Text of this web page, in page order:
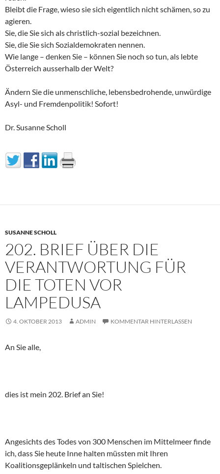
Bleibt die Frage, wieso sie sich eigentlich nicht schämen, so zu
agieren.
Sie, die Sie sich als christlich-sozial bezeichnen.
Sie, die Sie sich Sozialdemokraten nennen.
Wie lange – denken Sie – können Sie noch so tun, als lebte
Österreich ausserhalb der Welt?
Ändern Sie die unmenschliche, lebensbedrohende, unwürdige
Asyl- und Fremdenpolitik! Sofort!
Dr. Susanne Scholl
SUSANNE SCHOLL
202. BRIEF ÜBER DIE
VERANTWORTUNG FÜR
DIE TOTEN VOR
LAMPEDUSA
4. OKTOBER 2013 ADMIN KOMMENTAR HINTERLASSEN
An Sie alle,
dies ist mein 202. Brief an Sie!
Angesichts des Todes von 300 Menschen im Mittelmeer finde
ich, dass Sie heute Inne halten müssten mit Ihren
Koalitionsgeplänkeln und taltischen Spielchen.